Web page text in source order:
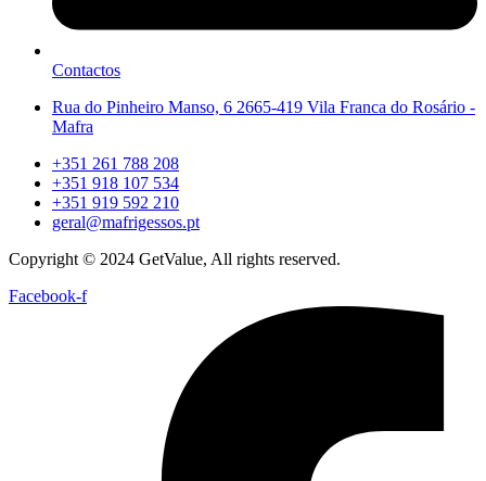
Contactos
Rua do Pinheiro Manso, 6 2665-419 Vila Franca do Rosário -
Mafra
+351 261 788 208
+351 918 107 534
+351 919 592 210
geral@mafrigessos.pt
Copyright © 2024 GetValue, All rights reserved.
Facebook-f